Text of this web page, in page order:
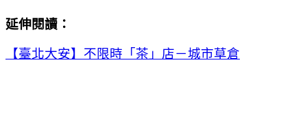
延伸閱讀 ：
【臺北大安】不限時「茶」店－城市草倉